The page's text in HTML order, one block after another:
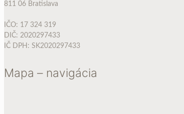
811 06 Bratislava
IČO: 17 324 319
DIČ: 2020297433
IČ DPH: SK2020297433
Mapa – navigácia